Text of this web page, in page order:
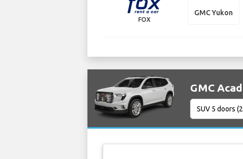
FOX
GMC Yukon
GMC